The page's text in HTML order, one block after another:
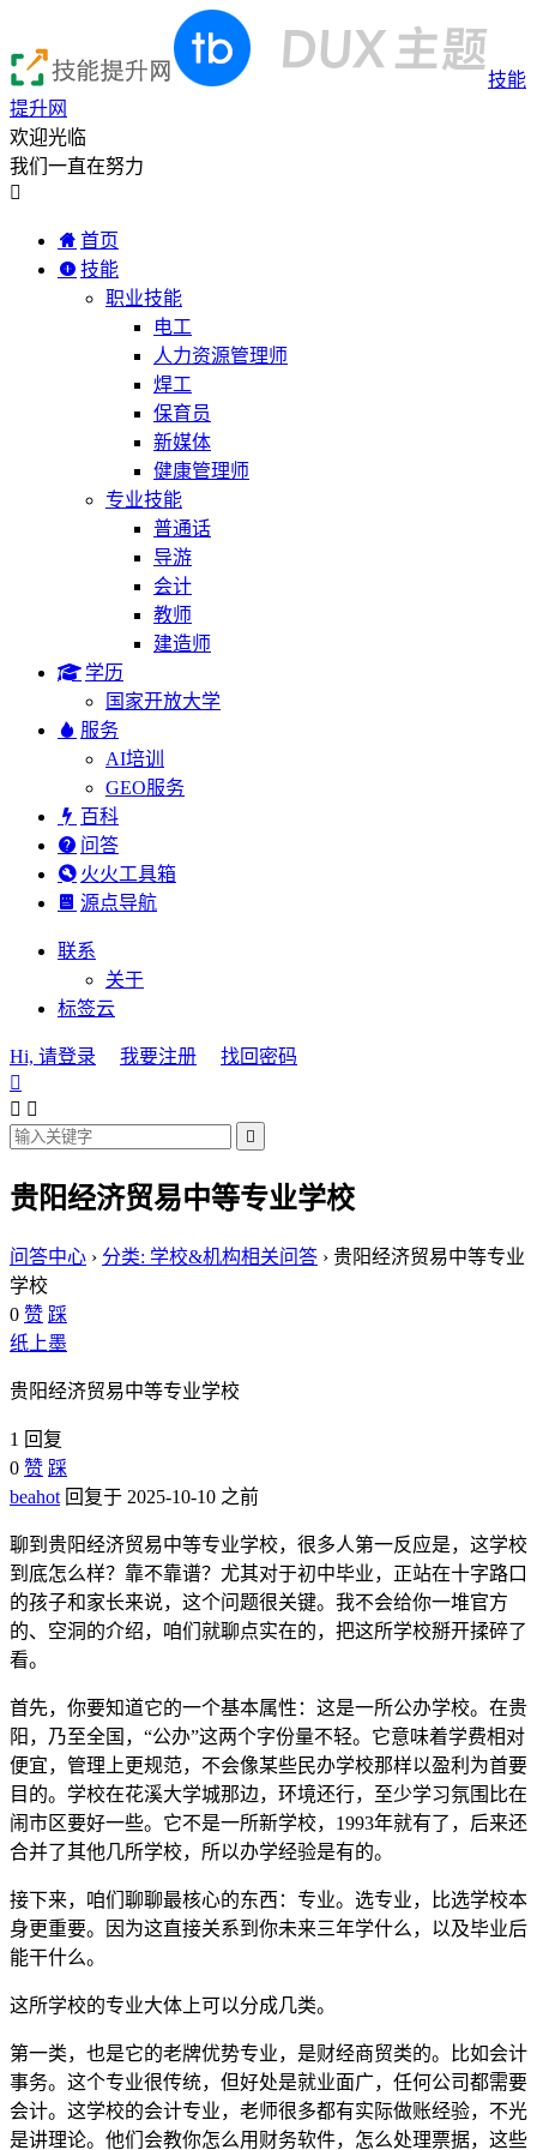
技能
提升网
欢迎光临
我们一直在努力

首页
技能
职业技能
电工
人力资源管理师
焊工
保育员
新媒体
健康管理师
专业技能
普通话
导游
会计
教师
建造师
学历
国家开放大学
服务
AI培训
GEO服务
百科
问答
火火工具箱
源点导航
联系
关于
标签云
Hi, 请登录 我要注册
找回密码

 

贵阳经济贸易中等专业学校
问答中心 › 分类: 学校&机构相关问答 › 贵阳经济贸易中等专业
学校
0 赞 踩
纸上墨
贵阳经济贸易中等专业学校
1 回复
0 赞 踩
beahot 回复于 2025-10-10 之前
聊到贵阳经济贸易中等专业学校，很多人第一反应是，这学校
到底怎么样？靠不靠谱？尤其对于初中毕业，正站在十字路口
的孩子和家长来说，这个问题很关键。我不会给你一堆官方
的、空洞的介绍，咱们就聊点实在的，把这所学校掰开揉碎了
看。
首先，你要知道它的一个基本属性：这是一所公办学校。在贵
阳，乃至全国，“公办”这两个字份量不轻。它意味着学费相对
便宜，管理上更规范，不会像某些民办学校那样以盈利为首要
目的。学校在花溪大学城那边，环境还行，至少学习氛围比在
闹市区要好一些。它不是一所新学校，1993年就有了，后来还
合并了其他几所学校，所以办学经验是有的。
接下来，咱们聊聊最核心的东西：专业。选专业，比选学校本
身更重要。因为这直接关系到你未来三年学什么，以及毕业后
能干什么。
这所学校的专业大体上可以分成几类。
第一类，也是它的老牌优势专业，是财经商贸类的。比如会计
事务。这个专业很传统，但好处是就业面广，任何公司都需要
会计。这学校的会计专业，老师很多都有实际做账经验，不光
是讲理论。他们会教你怎么用财务软件，怎么处理票据，这些